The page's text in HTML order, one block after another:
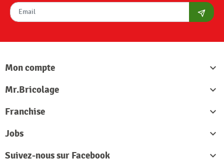
Mon compte

Mr.Bricolage

Franchise

Jobs

Suivez-nous sur Facebook
